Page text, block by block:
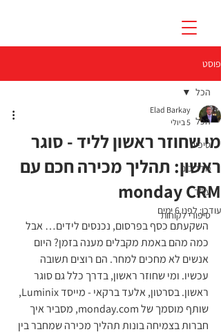
פוסט
הכל
טיפים
מדריכים
עו"ד
סיפורי לקוחות
הכל
מי שחוזר ראשון לליד - סוגר
ראשון: תהליך מכירה חכם עם
monday CRM
Elad Barkay
5 ביולי
עודכן:לפני 6 ימים
השקעתם כסף בפרסום, נכנסים לידים… אבל
כמה מהם באמת מקבלים מענה בזמן? היום
אנשים לא מחכים למחר. הם רוצים תשובה
עכשיו. ומי שחוזר ראשון, בדרך כלל גם סוגר
ראשון. בסרטון, אלעד ברקאי - מייסד Luminix,
שותף מוסמך של monday.com, מסביר איך
חברות בצמיחה בונות תהליך מכירה שמחבר בין